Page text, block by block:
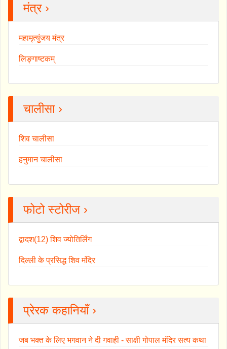
मंत्र ›
महामृत्युंजय मंत्र
लिङ्गाष्टकम्
चालीसा ›
शिव चालीसा
हनुमान चालीसा
फोटो स्टोरीज ›
द्वादश(12) शिव ज्योतिर्लिंग
दिल्ली के प्रसिद्ध शिव मंदिर
प्रेरक कहानियाँ ›
जब भक्त के लिए भगवान ने दी गवाही - साक्षी गोपाल मंदिर सत्य कथा